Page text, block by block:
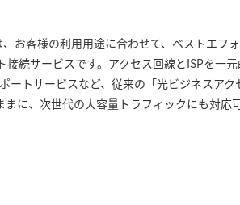
、お客様の利用用途に合わせて、ベストエフ
続サービスです。アクセス回線とISPを一元
ートサービスなど、従来の「光ビジネスアク
に、次世代の大容量トラフィックにも対応